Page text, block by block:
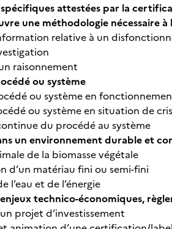
attestées par la
une méthodologie nécessaire
relative à un
raisonnement
ou système
ou système en
ou système en situation de
du procédé au système
un environnement durable et
de la biomasse végétale
d’un matériau fini ou semi-fini
l’eau et de l’énergie
technico-économiques,
projet d’investissement